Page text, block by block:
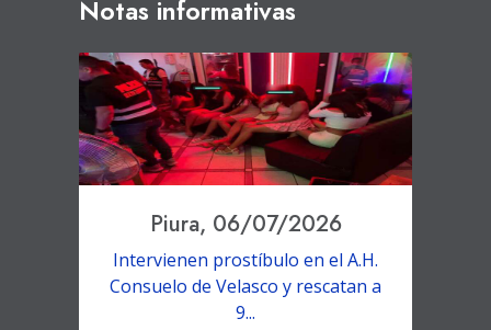
Notas informativas
Piura, 06/07/2026
Intervienen prostíbulo en el A.H.
Consuelo de Velasco y rescatan a
9...